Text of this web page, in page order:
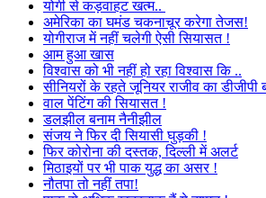
योगी से कड़वाहट खत्म..
अमेरिका का घमंड चकनाचूर करेगा तेजस!
योगीराज में नहीं चलेगी ऐसी सियासत !
आम हुआ खास
विश्वास को भी नहीं हो रहा विश्वास कि ..
सीनियरों के रहते जूनियर राजीव का डीजीपी
वाल पेंटिंग की सियासत !
डलझील बनाम नैनीझील
संजय ने फिर दी सियासी घुड़की !
फिर कोरोना की दस्तक, दिल्ली में अलर्ट
मिठाइयों पर भी पाक युद्ध का असर !
नौतपा तो नहीं तपा!